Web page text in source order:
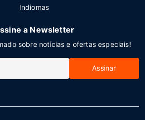
Indiomas
a Newsletter
sobre notícias e ofertas especiais!
Assinar